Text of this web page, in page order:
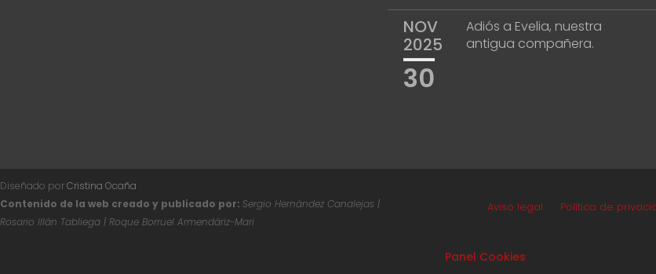
NOV
2025
30
Adiós a Evelia, nuestra
antigua compañera.
Diseñado porCristina Ocaña
Contenido de la web creado y publicado por: Sergio Hernández Canalejas |
Rosario Illán Tabliega | Roque Borruel Armendáriz-Mari
Aviso legal Política de
Panel Cookies